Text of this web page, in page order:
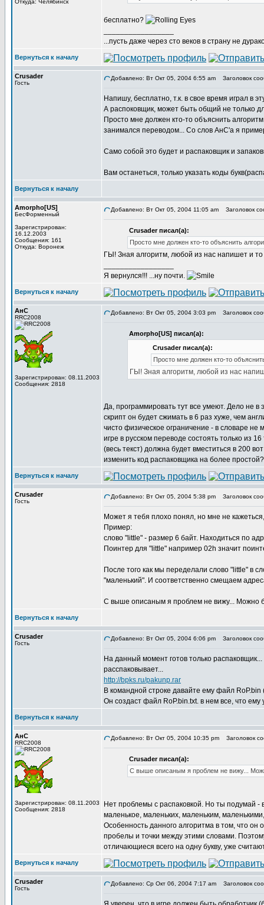
Откуда: Челябинск
бесплатно?
...пусть даже через сто веков в страну не
Вернуться к началу
Crusader
Гость
Добавлено: Вт Окт 05, 2004 6:55 am Заголовок
Напишу, бесплатно, т.к. в свое время играл в
А распоковщик, может быть общий не только
Просто мне должен кто-то объяснить
занимался переводом... Со слов АнС'а я
Само собой это будет и распаковщик и
Вам останеться, только указать коды
Вернуться к началу
Amorpho[US]
БесФорменный
Зарегистрирован:
16.12.2003
Сообщения: 161
Откуда: Воронеж
Добавлено: Вт Окт 05, 2004 11:05 am Заголовок
Crusader писал(а):
Просто мне должен кто-то объяснить
ГЫ! Зная алгоритм, любой из нас напишет и то
Я вернулся!!! ...ну почти.
Вернуться к началу
АнС
RRC2008
Зарегистрирован: 08.11.2003
Сообщения: 2818
Добавлено: Вт Окт 05, 2004 3:03 pm Заголовок
Amorpho[US] писал(а):
Crusader писал(а):
Просто мне должен кто-то
ГЫ! Зная алгоритм, любой из нас
Да, программировать тут все умеют. Дело не в
скрипт он будет сжимать в 6 раз хуже, чем
чисто физическое ограничение - в словаре
игре в русском переводе состоять только из
(весь текст) должна будет вместиться в 200
изменить код распаковщика на более
Вернуться к началу
Crusader
Гость
Добавлено: Вт Окт 05, 2004 5:38 pm Заголовок
Может я тебя плохо понял, но мне не
Пример:
слово "little" - размер 6 байт. Находиться по
Поинтер для "little" например 02h значит
После того как мы переделали слово "little" в
"маленький". И соответственно смещаем
С выше описаным я проблем не вижу... Можно
Вернуться к началу
Crusader
Гость
Добавлено: Вт Окт 05, 2004 6:06 pm Заголовок
На данный момент готов только
расспаковывает...
http://bpks.ru/pakunp.rar
В командной строке давайте ему файл RoP.bin
Он создаст файл RoP.bin.txt. в нем все, что ему
Вернуться к началу
АнС
RRC2008
Зарегистрирован: 08.11.2003
Сообщения: 2818
Добавлено: Вт Окт 05, 2004 10:35 pm Заголовок
Crusader писал(а):
С выше описаным я проблем не вижу...
Нет проблемы с распаковкой. Но ты подумай -
маленькое, маленьких, маленьким,
Особенность данного алгоритма в том, что он
пробелы и точки между этими словами.
отличающиеся всего на одну букву, уже
Вернуться к началу
Crusader
Гость
Добавлено: Ср Окт 06, 2004 7:17 am Заголовок